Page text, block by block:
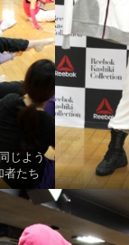
じよう
者たち